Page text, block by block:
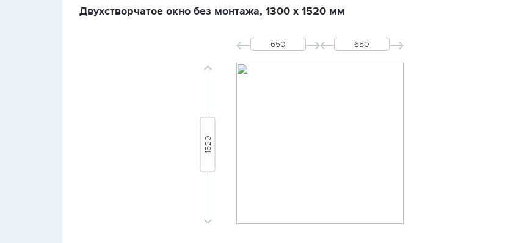
Двухстворчатое окно без монтажа, 1300 х 1520 мм